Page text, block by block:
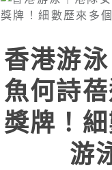
香港游
魚何詩
獎牌！
游